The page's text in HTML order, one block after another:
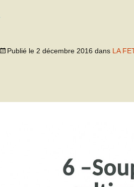
Publié le 2 décembre 2016 dans LA